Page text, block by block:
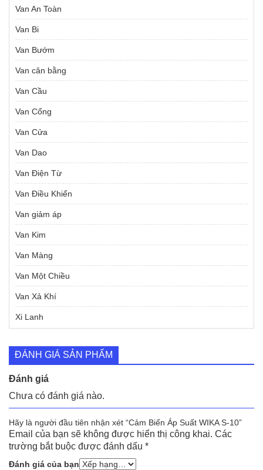
Van An Toàn
Van Bi
Van Bướm
Van cân bằng
Van Cầu
Van Cổng
Van Cửa
Van Dao
Van Điện Từ
Van Điều Khiển
Van giảm áp
Van Kim
Van Màng
Van Một Chiều
Van Xả Khí
Xi Lanh
ĐÁNH GIÁ SẢN PHẨM
Đánh giá
Chưa có đánh giá nào.
Hãy là người đầu tiên nhận xét “Cảm Biến Áp Suất WIKA S-10”
Email của bạn sẽ không được hiển thị công khai. Các
trường bắt buộc được đánh dấu *
Đánh giá của bạn